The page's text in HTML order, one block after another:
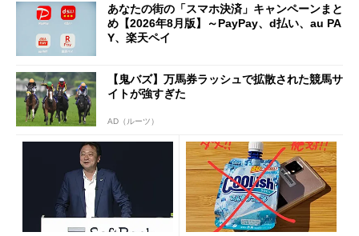
あなたの街の「スマホ決済」キャンペーンまと
め【2026年8月版】～PayPay、d払い、au PA
Y、楽天ペイ
【鬼バズ】万馬券ラッシュで拡散された競馬サ
イトが強すぎた
AD（ルーツ）